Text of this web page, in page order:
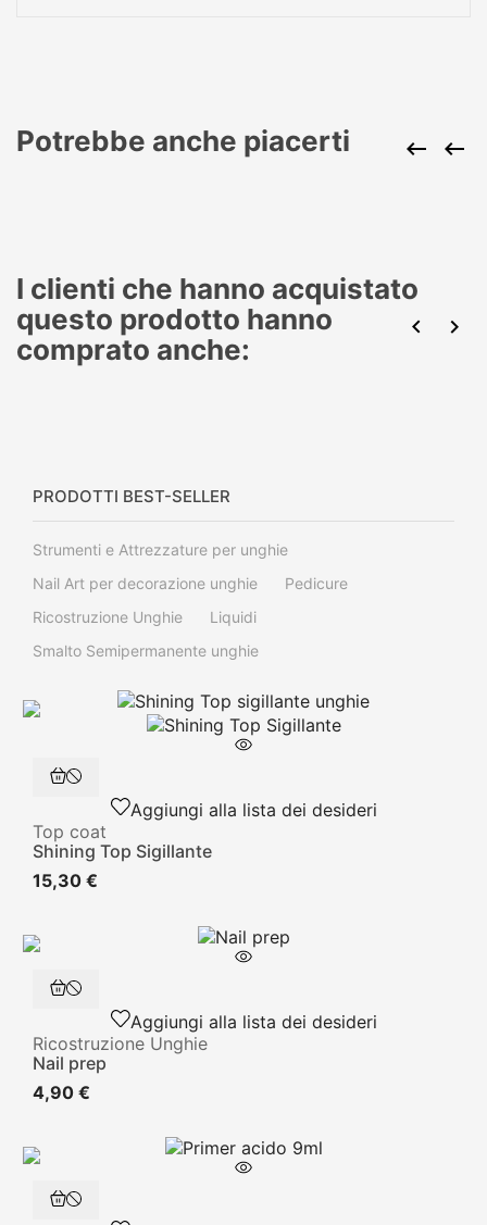
Potrebbe anche piacerti  
I clienti che hanno acquistato
questo prodotto hanno
comprato anche:
 
PRODOTTI BEST-SELLER
Strumenti e Attrezzature per unghie
Nail Art per decorazione unghie
Pedicure
Ricostruzione Unghie
Liquidi
Smalto Semipermanente unghie
Aggiungi alla lista dei desideri
Top coat
Shining Top Sigillante
15,30 €
Aggiungi alla lista dei desideri
Ricostruzione Unghie
Nail prep
4,90 €